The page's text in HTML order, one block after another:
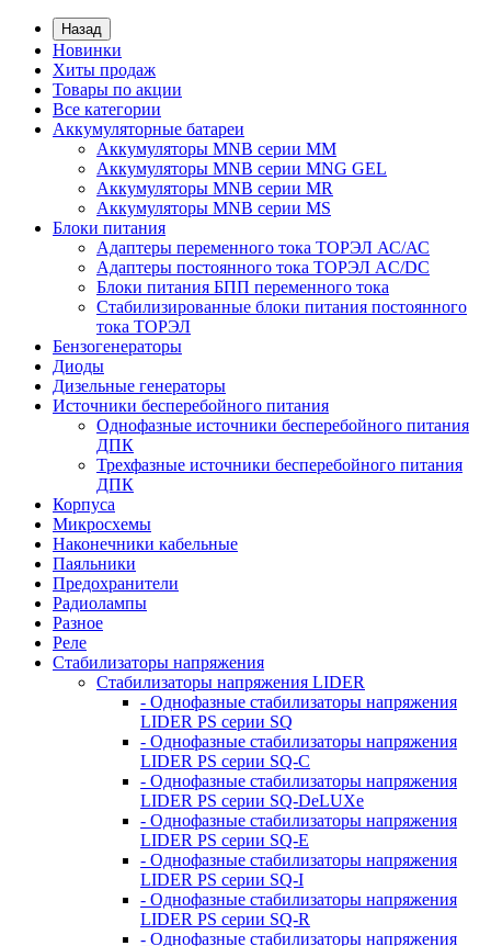
Назад
Новинки
Хиты продаж
Товары по акции
Все категории
Аккумуляторные батареи
Аккумуляторы MNB серии MM
Аккумуляторы MNB серии MNG GEL
Аккумуляторы MNB серии MR
Аккумуляторы MNB серии MS
Блоки питания
Адаптеры переменного тока ТОРЭЛ АС/АС
Адаптеры постоянного тока ТОРЭЛ AC/DC
Блоки питания БПП переменного тока
Стабилизированные блоки питания постоянного
тока ТОРЭЛ
Бензогенераторы
Диоды
Дизельные генераторы
Источники бесперебойного питания
Однофазные источники бесперебойного питания
ДПК
Трехфазные источники бесперебойного питания
ДПК
Корпуса
Микросхемы
Наконечники кабельные
Паяльники
Предохранители
Радиолампы
Разное
Реле
Стабилизаторы напряжения
Стабилизаторы напряжения LIDER
- Однофазные стабилизаторы напряжения
LIDER PS серии SQ
- Однофазные стабилизаторы напряжения
LIDER PS серии SQ-C
- Однофазные стабилизаторы напряжения
LIDER PS серии SQ-DeLUXe
- Однофазные стабилизаторы напряжения
LIDER PS серии SQ-E
- Однофазные стабилизаторы напряжения
LIDER PS серии SQ-I
- Однофазные стабилизаторы напряжения
LIDER PS серии SQ-R
- Однофазные стабилизаторы напряжения